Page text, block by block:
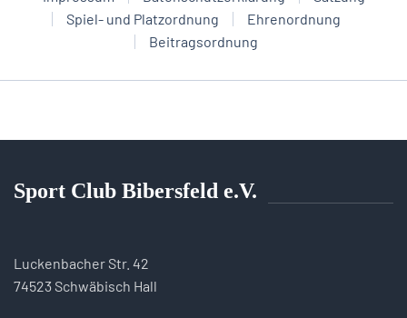
Spiel- und Platzordnung
Ehrenordnung
Beitragsordnung
Sport Club Bibersfeld e.V.
Luckenbacher Str. 42
74523 Schwäbisch Hall